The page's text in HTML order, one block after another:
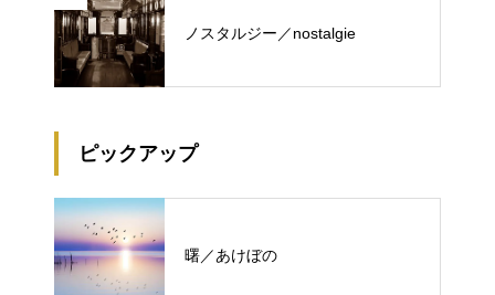
ノスタルジー／nostalgie
ピックアップ
曙／あけぼの